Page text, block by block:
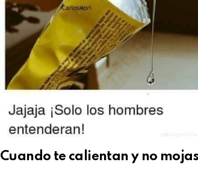
Cuando te calientan y no mojas